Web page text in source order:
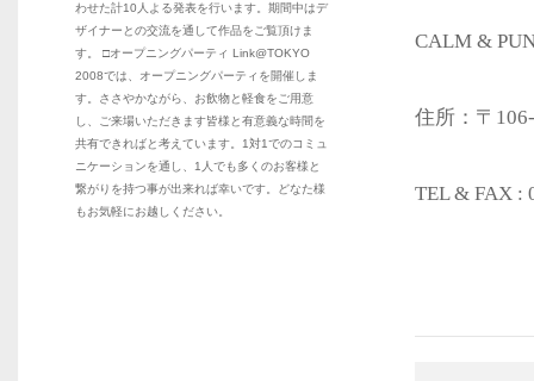
CALM &
住所：〒
TEL & FAX :
わせた計10人よる発表を行います。期間中はデ
ザイナーとの交流を通して作品をご覧頂けま
す。 □オープニングパーティ Link@TOKYO
2008では、オープニングパーティを開催しま
す。ささやかながら、お飲物と軽食をご用意
し、ご来場いただきます皆様と有意義な時間を
共有できればと考えています。1対1でのコミュ
ニケーションを通し、1人でも多くのお客様と
繋がりを持つ事が出来れば幸いです。どなた様
もお気軽にお越しください。